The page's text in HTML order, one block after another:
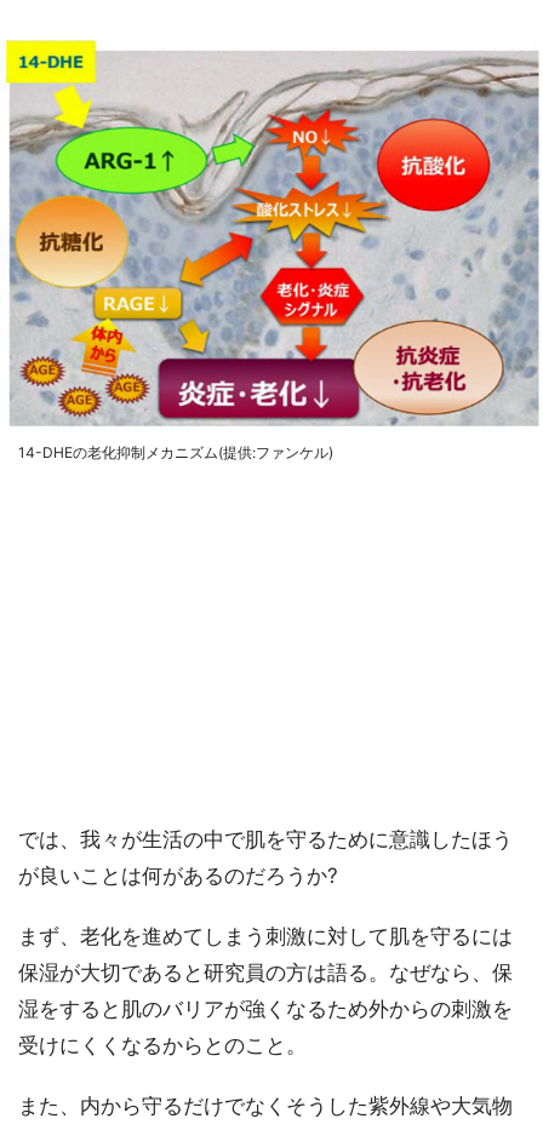
14-DHEの老化抑制メカニズム(提供:ファンケル)
では、我々が生活の中で肌を守るために意識したほう
が良いことは何があるのだろうか?
まず、老化を進めてしまう刺激に対して肌を守るには
保湿が大切であると研究員の方は語る。なぜなら、保
湿をすると肌のバリアが強くなるため外からの刺激を
受けにくくなるからとのこと。
また、内から守るだけでなくそうした紫外線や大気物